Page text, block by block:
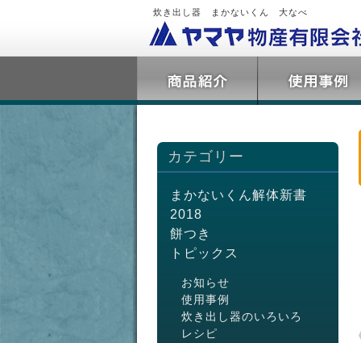
炊き出し器 まかないくん 大なべ
カテゴリー
まかないくん解体新書
2018
餅つき
トピックス
お知らせ
使用事例
炊き出し器のいろいろ
レシピ